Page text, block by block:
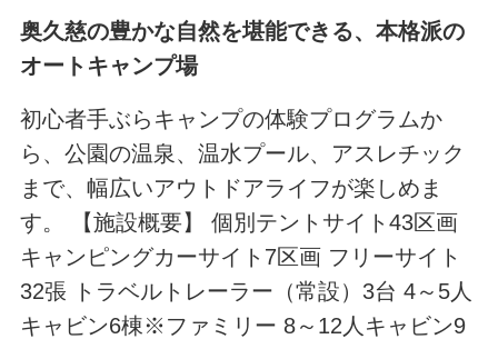
奥久慈の豊かな自然を堪能できる、本格派の
オートキャンプ場
初心者手ぶらキャンプの体験プログラムか
ら、公園の温泉、温水プール、アスレチック
まで、幅広いアウトドアライフが楽しめま
す。 【施設概要】 個別テントサイト43区画
キャンピングカーサイト7区画 フリーサイト
32張 トラベルトレーラー（常設）3台 4～5人
キャビン6棟※ファミリー 8～12人キャビン9